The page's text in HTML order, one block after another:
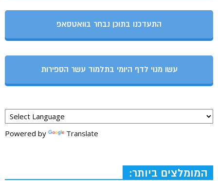
התעדכנו בתוכן נבחר בוואטסאפ
עשו מנוי לדף היומי בתלמוד עשר הספירות
Powered by Translate
המומלצים ביותר: